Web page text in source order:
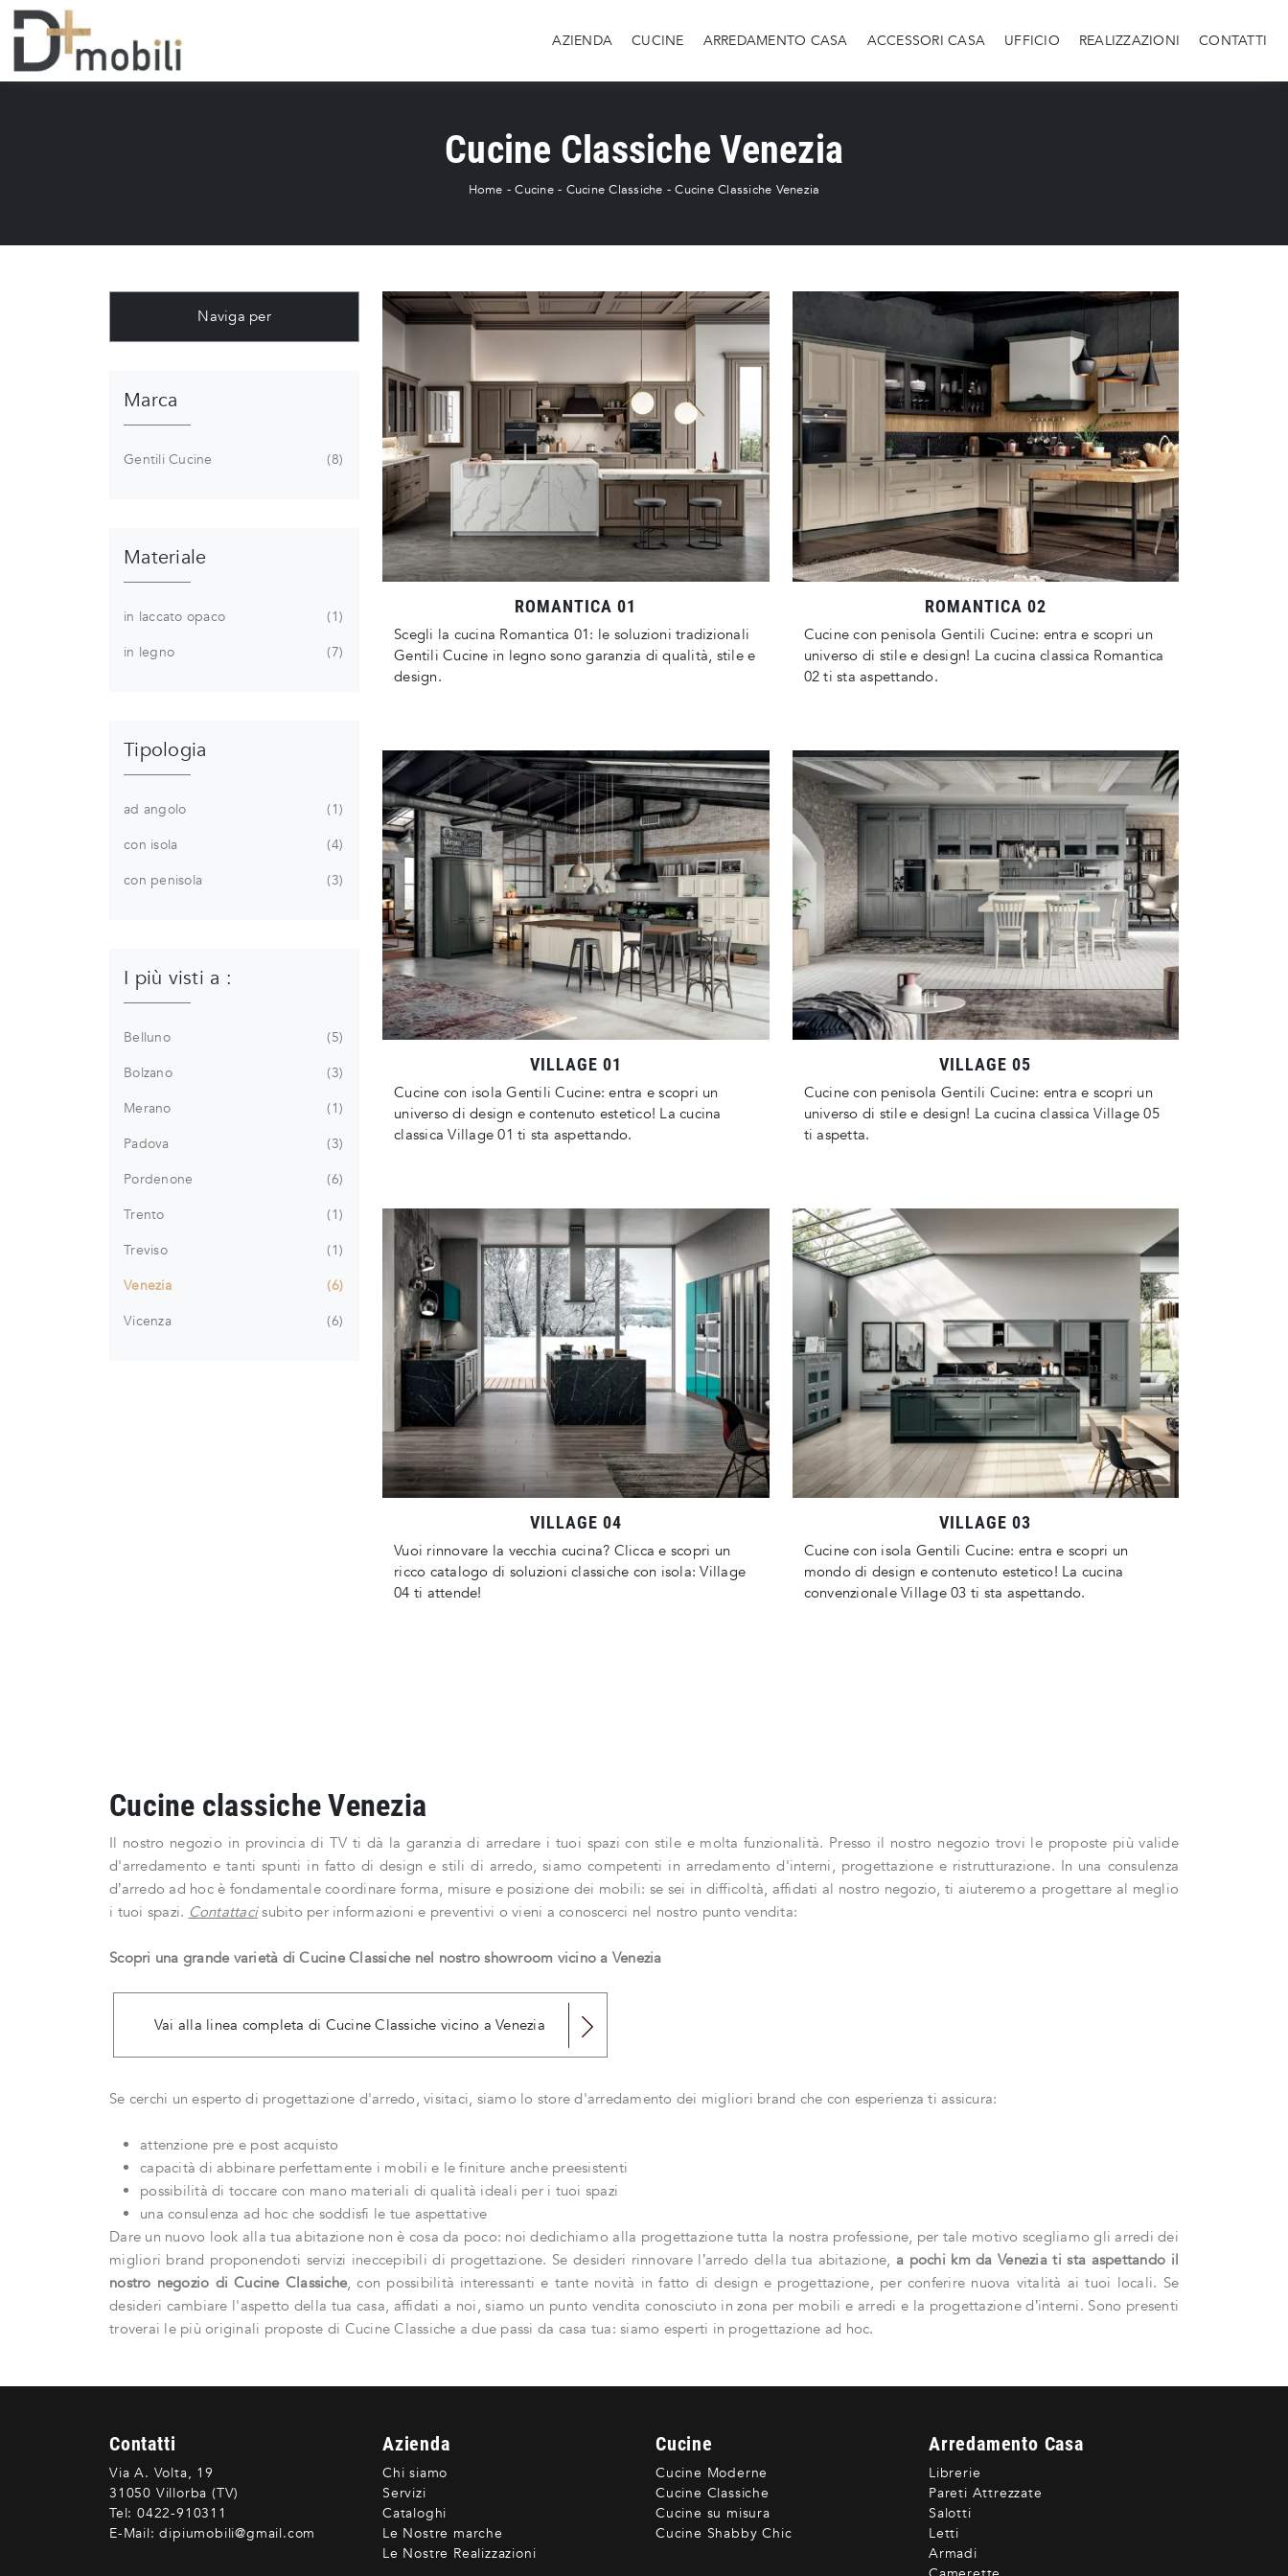
AZIENDA CUCINE ARREDAMENTO CASA ACCESSORI CASA UFFICIO REALIZZAZIONI CONTATTI
Cucine Classiche Venezia
Home -Cucine- Cucine Classiche -Cucine Classiche Venezia
ROMANTICA 01
Scegli la cucina Romantica 01: le soluzioni tradizionali
Gentili Cucine in legno sono garanzia di qualità, stile e
design.
ROMANTICA 02
Cucine con penisola Gentili Cucine: entra e scopri un
universo di stile e design! La cucina classica Romantica
02 ti sta aspettando.
VILLAGE 01
Cucine con isola Gentili Cucine: entra e scopri un
universo di design e contenuto estetico! La cucina
classica Village 01 ti sta aspettando.
VILLAGE 05
Cucine con penisola Gentili Cucine: entra e scopri un
universo di stile e design! La cucina classica Village 05
ti aspetta.
VILLAGE 04
Vuoi rinnovare la vecchia cucina? Clicca e scopri un
ricco catalogo di soluzioni classiche con isola: Village
04 ti attende!
VILLAGE 03
Cucine con isola Gentili Cucine: entra e scopri un
mondo di design e contenuto estetico! La cucina
convenzionale Village 03 ti sta aspettando.
Naviga per
Marca
Gentili Cucine 8
Materiale
in laccato opaco
1
in legno
7
Tipologia
ad angolo
1
con isola
4
con penisola
3
I più visti a :
Belluno
5
Bolzano
3
Merano
1
Padova
3
Pordenone
6
Trento
1
Treviso
1
Venezia
6
Vicenza
6
Cucine classiche Venezia
Il nostro negozio in provincia di TV ti dà la garanzia di arredare i tuoi spazi con stile e molta funzionalità. Presso il nostro negozio trovi le proposte più valide
d'arredamento e tanti spunti in fatto di design e stili di arredo, siamo competenti in arredamento d'interni, progettazione e ristrutturazione. In una consulenza
d’arredo ad hoc è fondamentale coordinare forma, misure e posizione dei mobili: se sei in difficoltà, affidati al nostro negozio, ti aiuteremo a progettare al meglio
i tuoi spazi. Contattacisubito per informazioni e preventivi o vieni a conoscerci nel nostro punto vendita:
Scopri una grande varietà di Cucine Classiche nel nostro showroom vicino a Venezia
Vai alla linea completa di Cucine Classiche vicino a Venezia
Se cerchi un esperto di progettazione d'arredo, visitaci, siamo lo store d'arredamento dei migliori brand che con esperienza ti assicura:
attenzione pre e post acquisto
capacità di abbinare perfettamente i mobili e le finiture anche preesistenti
possibilità di toccare con mano materiali di qualità ideali per i tuoi spazi
una consulenza ad hoc che soddisfi le tue aspettative
Dare un nuovo look alla tua abitazione non è cosa da poco: noi dedichiamo alla progettazione tutta la nostra professione, per tale motivo scegliamo gli arredi dei
migliori brand proponendoti servizi ineccepibili di progettazione. Se desideri rinnovare l’arredo della tua abitazione, a pochi km da Venezia ti sta aspettando il
nostro negozio di Cucine Classiche, con possibilità interessanti e tante novità in fatto di design e progettazione, per conferire nuova vitalità ai tuoi locali. Se
desideri cambiare l'aspetto della tua casa, affidati a noi, siamo un punto vendita conosciuto in zona per mobili e arredi e la progettazione d’interni. Sono presenti
troverai le più originali proposte di Cucine Classiche a due passi da casa tua: siamo esperti in progettazione ad hoc.
Contatti
Via A. Volta, 19
31050 Villorba (TV)
Tel: 0422-910311
E-Mail: dipiumobili@gmail.com
Azienda
Chi siamo
Servizi
Cataloghi
Le Nostre marche
Le Nostre Realizzazioni
Cucine
Cucine Moderne
Cucine Classiche
Cucine su misura
Cucine Shabby Chic
Arredamento Casa
Librerie
Pareti Attrezzate
Salotti
Letti
Armadi